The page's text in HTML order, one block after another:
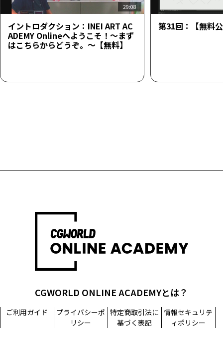
29:08
イントロダクション：INEI ART AC
ADEMY Onlineへようこそ！～まず
はこちらからどうぞ。～【無料】
第31回：【無料
CGWORLD ONLINE ACADEMYとは？
ご利用ガイド
プライバシーポ
リシー
特定商取引法に
基づく表記
情報セキュリテ
ィポリシー